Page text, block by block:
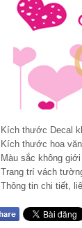
Kích thước Decal
Kích thước hoa
Màu sắc không
Trang trí vách
Thông tin chi tiết,